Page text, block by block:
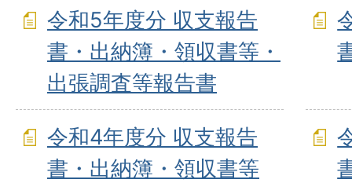
令和5年度分 収支報告
書・出納簿・領収書等・
出張調査等報告書
令和4年度分 収支報告
書・出納簿・領収書等